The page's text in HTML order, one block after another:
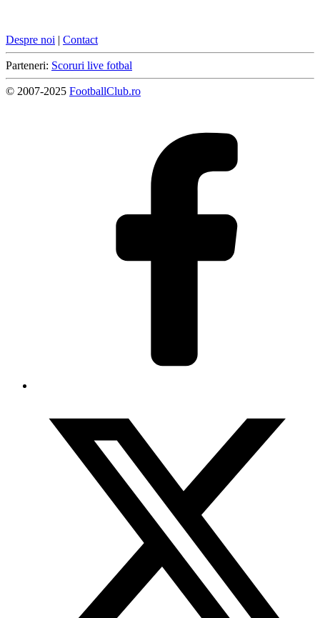
Despre noi | Contact
Parteneri: Scoruri live fotbal
© 2007-2025 FootballClub.ro